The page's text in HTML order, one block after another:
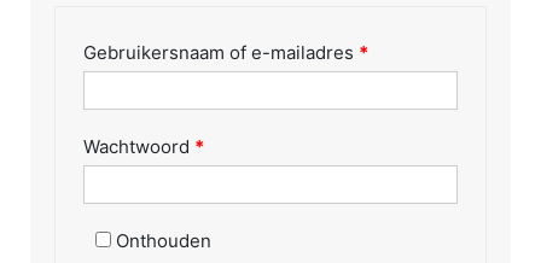
Gebruikersnaam of e-mailadres *
Wachtwoord *
Onthouden